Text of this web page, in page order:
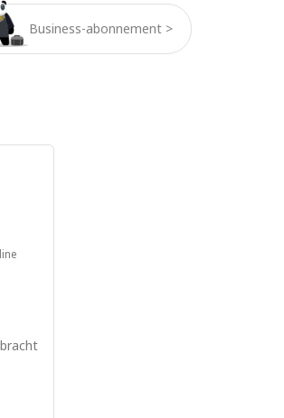
Business-abonnement >